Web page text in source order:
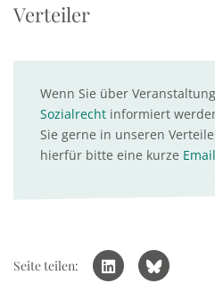
Verteiler
Wenn Sie über
Sozialrecht informiert
Sie gerne in unseren
hierfür bitte eine kurze Email
Seite teilen: